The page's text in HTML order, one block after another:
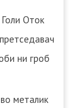
Оток
ни гроб
металик